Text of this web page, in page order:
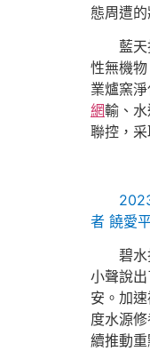
態周遭
藍
性無機
業爐窯
網輸、
聯控，
者 饒愛
碧
小聲說
安。加
度水源
續推動